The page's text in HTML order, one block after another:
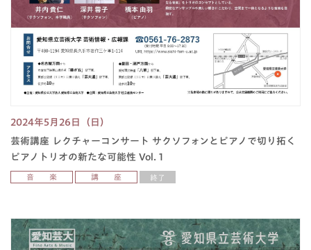
2024年5月26日（日）
芸術講座 レクチャーコンサート サクソフォンとピアノで切り拓く
ピアノトリオの新たな可能性 Vol. 1
音 楽 講 座 終了